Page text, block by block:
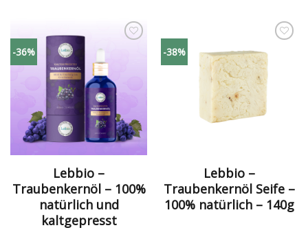
-36%
hinzufügen
Lebbio –
Traubenkernöl – 100%
natürlich und
kaltgepresst
-38%
Wunschliste
hinzufügen
Lebbio –
Traubenkernöl Seife –
100% natürlich – 140g